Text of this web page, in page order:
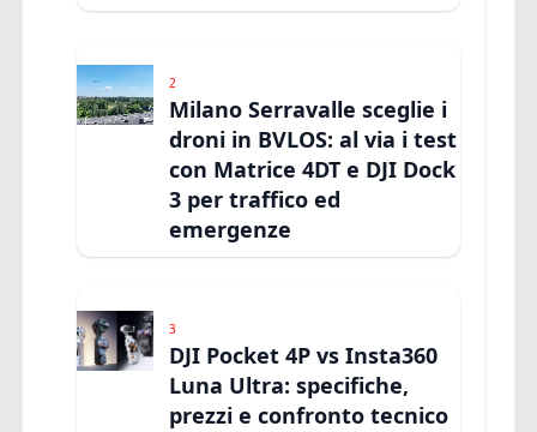
2
Milano Serravalle sceglie i
droni in BVLOS: al via i test
con Matrice 4DT e DJI Dock
3 per traffico ed
emergenze
3
DJI Pocket 4P vs Insta360
Luna Ultra: specifiche,
prezzi e confronto tecnico